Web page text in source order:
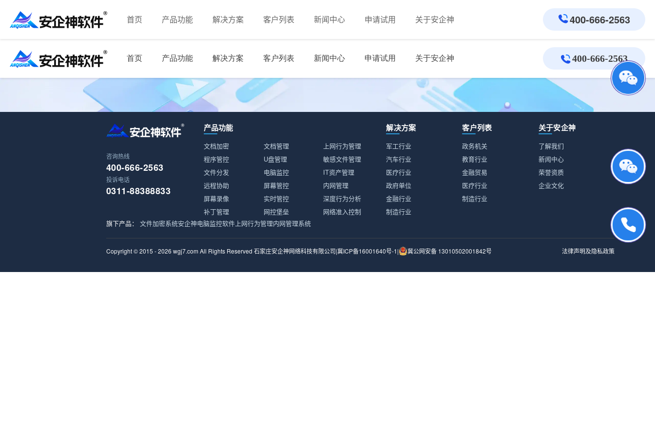
首页 产品功能 解决方案 客户列表 新闻中心 申请试用 关于安企神 400-666-2563
咨询热线
400-666-2563
投诉电话
0311-88388833
产品功能
文档加密
程序管控
文件分发
远程协助
屏幕录像
补丁管理
文档管理
U盘管理
电脑监控
屏幕管控
实时管控
网控堡垒
上网行为管理
敏感文件管理
IT资产管理
内网管理
深度行为分析
网络准入控制
解决方案
军工行业
汽车行业
医疗行业
政府单位
金融行业
制造行业
客户列表
政务机关
教育行业
金融贸易
医疗行业
制造行业
关于安企神
了解我们
新闻中心
荣誉资质
企业文化
旗下产品： 文件加密系统安企神电脑监控软件上网行为管理内网管理系统
Copyright © 2015 - 2026 wgj7.com All Rights Reserved 石家庄安企神网络科技有限公司|冀ICP备16001640号-1| 冀公网安备 13010502001842号 法律声明及隐私政策